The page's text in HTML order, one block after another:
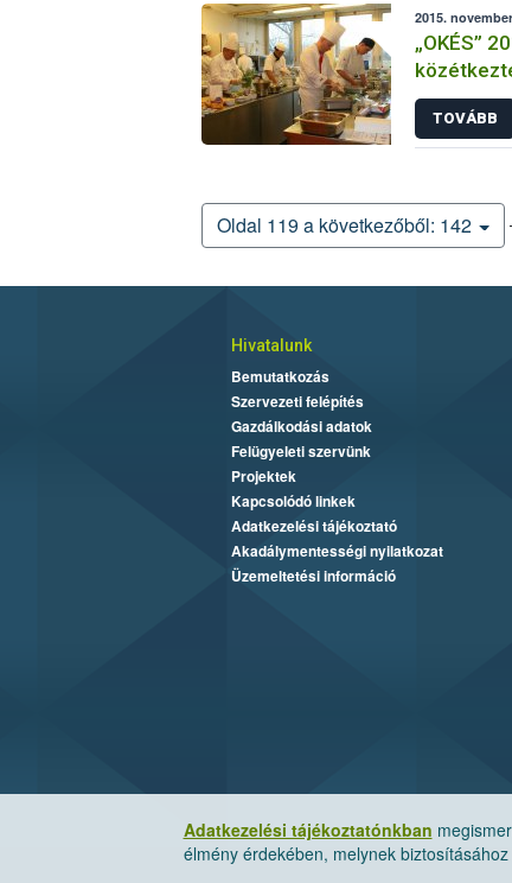
2015.
„OKÉS”
és
TOVÁBB
Oldal 119 a következőből: 142
Adatkezelési tájékoztatónkban
élmény érdekében, melynek
Hivatalunk
Bemutatkozás
Szervezeti felépítés
Gazdálkodási adatok
Felügyeleti szervünk
Projektek
Kapcsolódó linkek
Adatkezelési tájékoztató
Akadálymentességi nyilatkozat
Üzemeltetési információ